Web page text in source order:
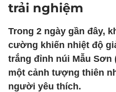
trải nghiệm
Trong 2 ngày gần đây,
cường khiến nhiệt độ
trắng đỉnh núi Mẫu Sơn
một cảnh tượng thiên
người yêu thích.